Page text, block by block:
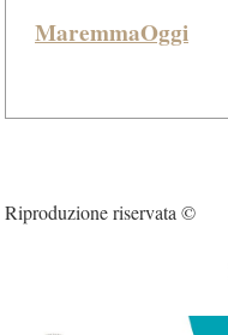
MaremmaOggi
Riproduzione riservata ©